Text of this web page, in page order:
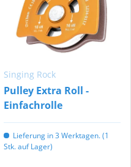
Singing Rock
Pulley Extra Roll -
Einfachrolle
Lieferung in 3 Werktagen. (1
Stk. auf Lager)